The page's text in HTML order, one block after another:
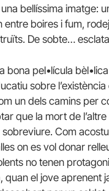
bellíssima imatge:
entre boires i fum,
De sobte… esclata
bona pel•lícula
sobre
un dels camins per
que la mort de l’altre
Com
on es vol donar
no tenen
quan el jove aprenent